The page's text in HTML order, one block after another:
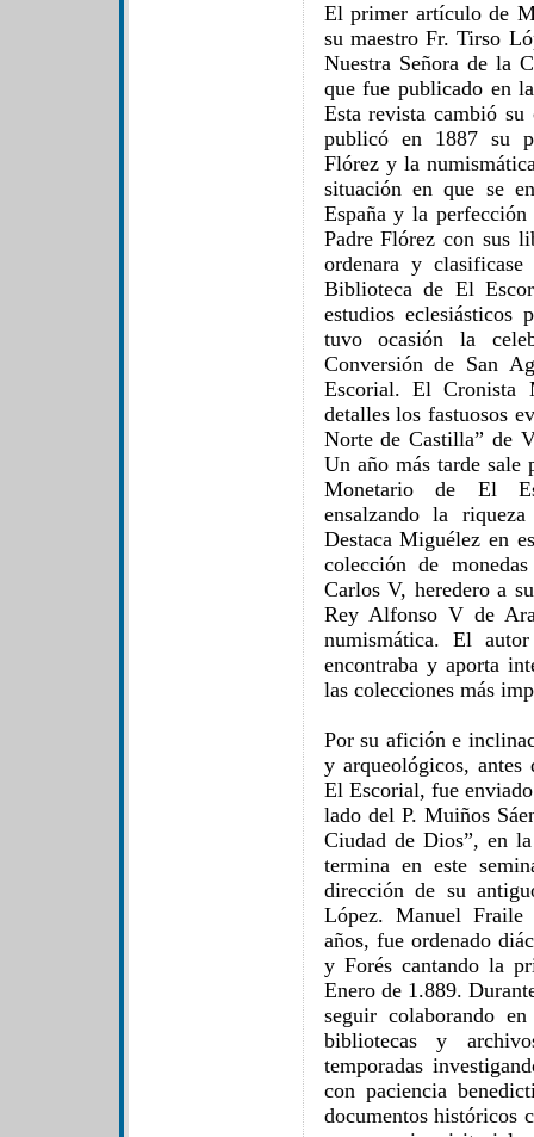
El primer artículo de
su maestro Fr. Tirso
Nuestra Señora de la
que fue publicado en
Esta revista cambió
publicó en 1887 su
Flórez y la
situación en que se
España y la
Padre Flórez con sus
ordenara y
Biblioteca de El
estudios eclesiásticos
tuvo ocasión la
Conversión de San
Escorial. El Cronista
detalles los fastuosos
Norte de Castilla” de
Un año más tarde
Monetario de El
ensalzando la
Destaca Miguélez en
colección de
Carlos V, heredero a
Rey Alfonso V de
numismática. El
encontraba y aporta
las colecciones más
Por su afición e
y arqueológicos, antes
El Escorial, fue
lado del P. Muiños
Ciudad de Dios”, en
termina en este
dirección de su
López. Manuel
años, fue ordenado
y Forés cantando la
Enero de 1.889.
seguir colaborando
bibliotecas y
temporadas
con paciencia
documentos históricos